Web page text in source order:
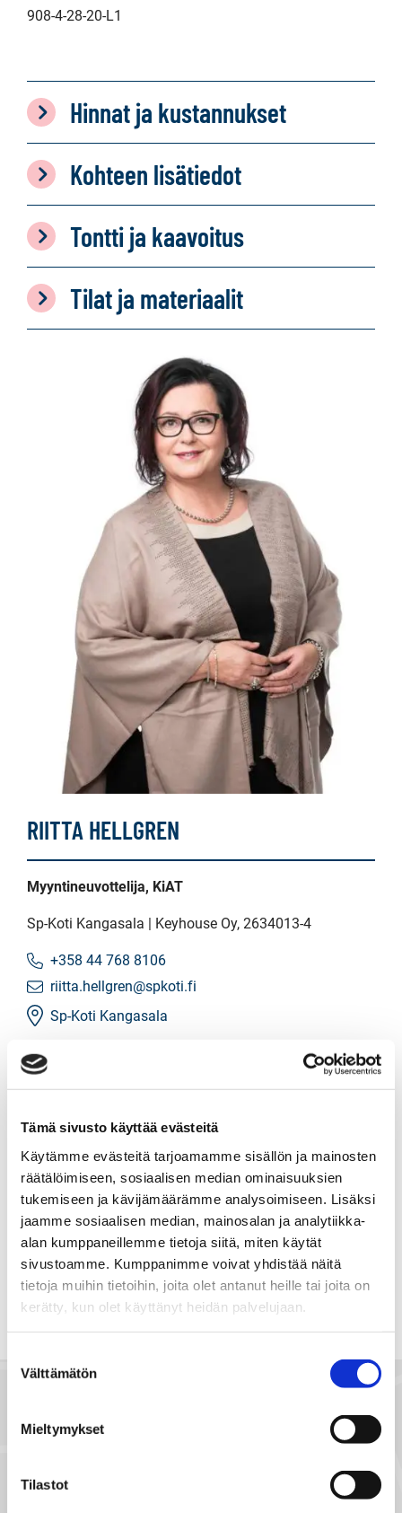
Tämä sivusto käyttää evästeitä
Käytämme evästeitä tarjoamamme sisällön ja mainosten
räätälöimiseen, sosiaalisen median ominaisuuksien
tukemiseen ja kävijämäärämme analysoimiseen. Lisäksi
jaamme sosiaalisen median, mainosalan ja analytiikka-
alan kumppaneillemme tietoja siitä, miten käytät
sivustoamme. Kumppanimme voivat yhdistää näitä
tietoja muihin tietoihin, joita olet antanut heille tai joita on
kerätty, kun olet käyttänyt heidän palvelujaan.
valinta
Välttämätön
Mieltymykset
Tilastot
908-4-28-20-L1
Hinnat ja kustannukset
Kohteen lisätiedot
Tontti ja kaavoitus
Tilat ja materiaalit
RIITTA HELLGREN
Myyntineuvottelija, KiAT
Sp-Koti Kangasala | Keyhouse Oy, 2634013-4
+358 44 768 8106
riitta.hellgren@spkoti.fi
Sp-Koti Kangasala
LASKE LAINAN SUURUUS
JAA KOHDE:
WhatsApissa
Facebookissa
J
ä